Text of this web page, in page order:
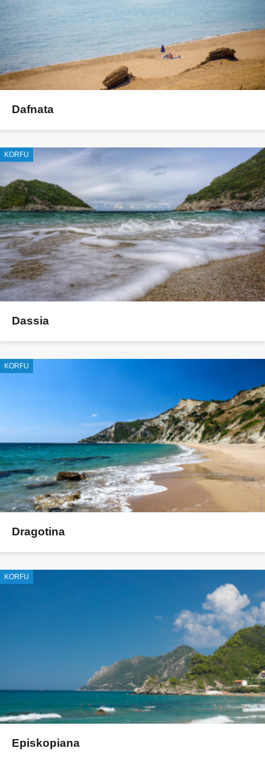
Dafnata
KORFU
Dassia
KORFU
Dragotina
KORFU
Episkopiana